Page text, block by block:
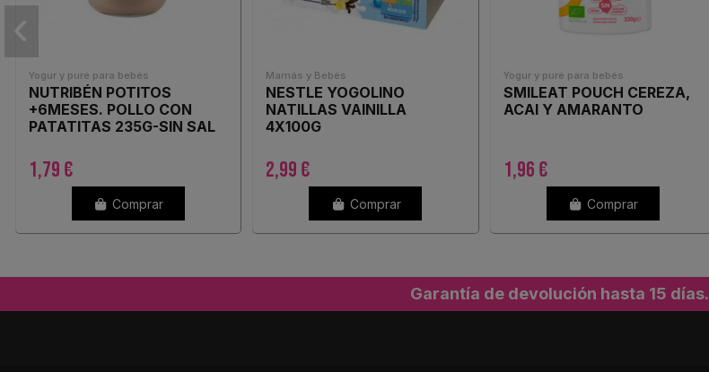
Yogur y puré para bebés
NUTRIBÉN POTITOS
+6MESES. POLLO CON
PATATITAS 235G-SIN SAL
1,79 €
Comprar
Mamás y Bebés
NESTLE YOGOLINO
NATILLAS VAINILLA
4X100G
2,99 €
Comprar
Yogur y puré para bebés
SMILEAT POUCH CEREZA,
ACAI Y AMARANTO
1,96 €
Comprar
Garantía de devolución hasta 15 días.